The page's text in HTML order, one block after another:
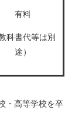
有料
教科書代等は別
途）
・高等学校を卒